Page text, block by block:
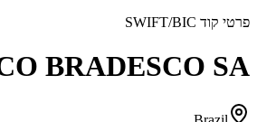
פרטי קוד SWIFT/BIC
BRADESCO SA